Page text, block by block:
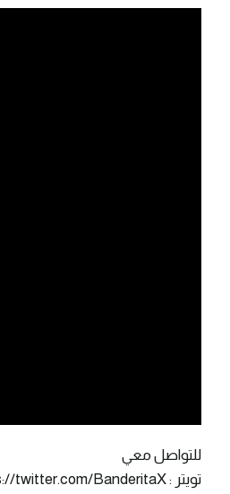
للتواصل معي
تويتر : https://twitter.com/BanderitaX